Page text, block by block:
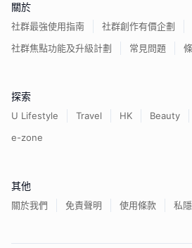
關於
社群最強使用指南
社群創作有價企劃
社群焦點功能及升級計劃
常見問題
探索
U Lifestyle Travel HK Beauty
e-zone
其他
關於我們 免責聲明 使用條款 私